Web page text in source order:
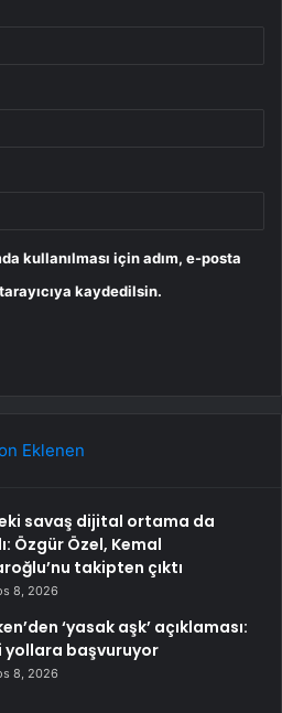
kullanılması için adım, e-posta
kaydedilsin.
Eklenen
savaş dijital ortama da
Özgür Özel, Kemal
takipten çıktı
8, 2026
‘yasak aşk’ açıklaması:
yollara başvuruyor
8, 2026